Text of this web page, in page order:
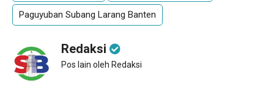
Paguyuban Subang Larang Banten
Redaksi
Pos lain oleh Redaksi